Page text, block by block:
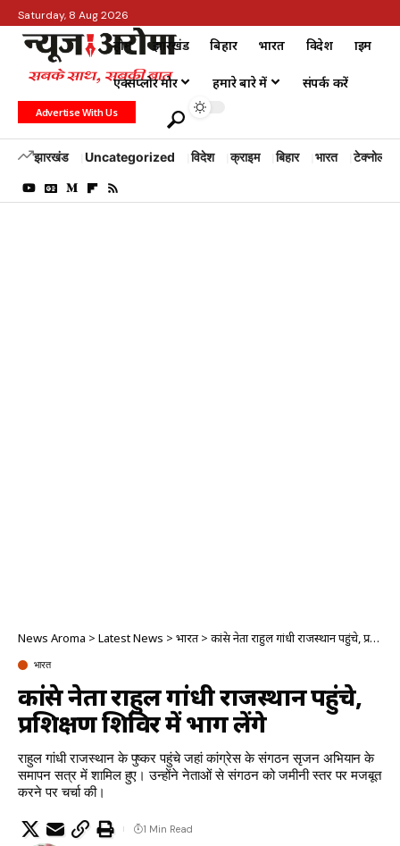
Saturday, 8 Aug 2026
होम झारखंड बिहार भारत विदेश क्राइम
एक्सप्लोर मोर हमारे बारे में संपर्क करें
Advertise With Us
झारखंड Uncategorized विदेश क्राइम बिहार भारत टेक्नोलॉजी
News Aroma > Latest News > भारत> कांग्रेस नेता राहुल गांधी राजस्थान पहुंचे, प्रशिक्षण शिविर में भाग लेंगे
भारत
कांग्रेस नेता राहुल गांधी राजस्थान पहुंचे,
प्रशिक्षण शिविर में भाग लेंगे
राहुल गांधी राजस्थान के पुष्कर पहुंचे जहां कांग्रेस के संगठन सृजन अभियान के
समापन सत्र में शामिल हुए। उन्होंने नेताओं से संगठन को जमीनी स्तर पर मजबूत
करने पर चर्चा की।
1 Min Read